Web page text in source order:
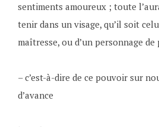
sentiments amoureux ; toute
tenir dans un visage, qu’il soit
maîtresse, ou d’un personnage
– c’est-à-dire de ce pouvoir sur
d’avance